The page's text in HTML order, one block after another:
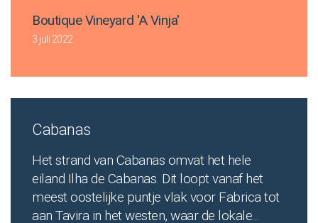
Boutique Vineyard 'A Vinja'
3 juli 2022
Cabanas
Het strand van Cabanas omvat het hele
eiland Ilha de Cabanas. Dit loopt vanaf het
meest oostelijke puntje vlak voor Fabrica tot
aan Tavira in het westen, waar de lokale